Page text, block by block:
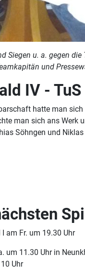
Siegen u. a. gegen
und
IV -
hatte man
man sich ans Werk
Söhngen und
am Fr. um 19.30 Uhr
um 11.30 Uhr in
Uhr